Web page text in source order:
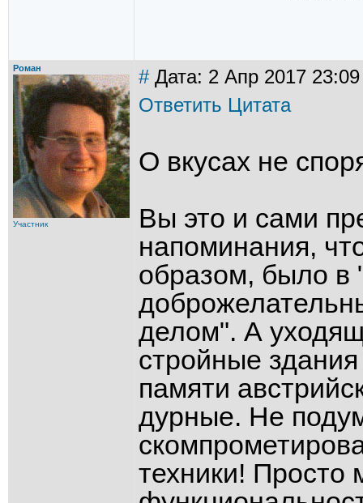
Роман
Участник
#Дата: 2 Апр 2017
Ответить Цитата
О вкусах не
Вы это и сами
напоминания,
образом, было в
делом". А
стройные
памяти
дурные. Не
техники! Просто